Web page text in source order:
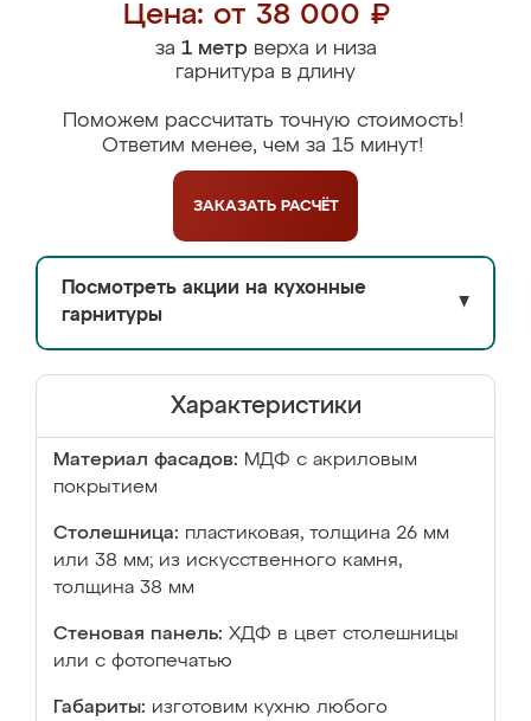
Цена: от 38 000 ₽
за 1 метрверха и низа
гарнитура в длину
Поможем рассчитать точную стоимость!
Ответим менее, чем за 15 минут!
ЗАКАЗАТЬ РАСЧЁТ
Посмотреть акции на кухонные
гарнитуры
▼
Характеристики
Материал фасадов: МДФ с акриловым
покрытием
Столешница: пластиковая, толщина 26 мм
или 38 мм; из искусственного камня,
толщина 38 мм
Стеновая панель: ХДФ в цвет столешницы
или с фотопечатью
Габариты: изготовим кухню любого